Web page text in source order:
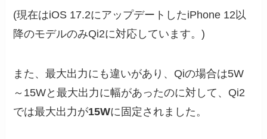
(現在はiOS 17.2にアップデートしたiPhone 12以
降のモデルのみQi2に対応しています。)
また、最大出力にも違いがあり、Qiの場合は5W
～15Wと最大出力に幅があったのに対して、Qi2
では最大出力が15Wに固定されました。